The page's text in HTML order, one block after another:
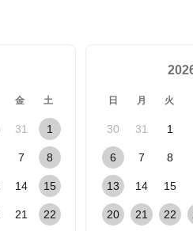
金 土
31 1
7 8
14 15
21 22
日 月 火
30 31 1
6 7 8
13 14 15
20 21 22